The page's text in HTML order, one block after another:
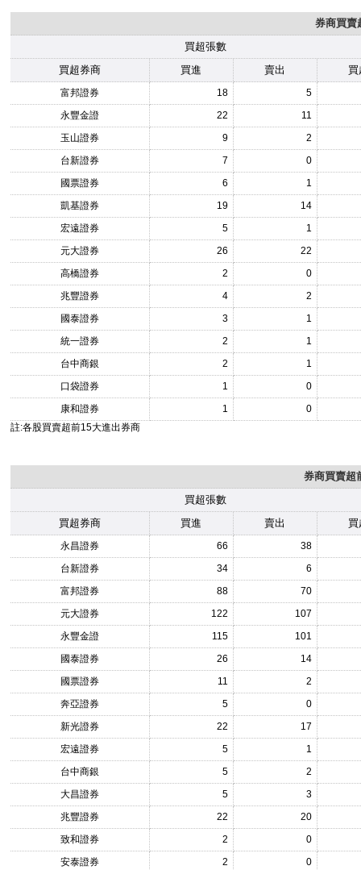
券商買賣
買超張數
買超券商
買進 賣出
富邦證券 18
5
永豐金證
22
11
玉山證券
9
2
台新證券
7
0
國票證券
6
1
凱基證券
19
14
宏遠證券
5
1
元大證券
26
22
高橋證券
2
0
兆豐證券
4
2
國泰證券
3
1
統一證券
2
1
台中商銀
2
1
口袋證券
1
0
康和證券
1
0
註:各股買賣超前15大進出券商
券商買賣超
買超張數
買超券商
買進 賣出
永昌證券 66
38
台新證券
34
6
富邦證券
88
70
元大證券
122
107
永豐金證
115
101
國泰證券
26
14
國票證券
11
2
奔亞證券
5
0
新光證券
22
17
宏遠證券
5
1
台中商銀
5
2
大昌證券
5
3
兆豐證券
22
20
致和證券
2
0
安泰證券
2 0